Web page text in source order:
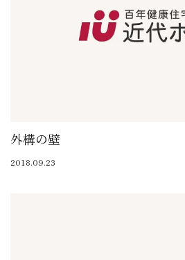
外構の壁
2018.09.23